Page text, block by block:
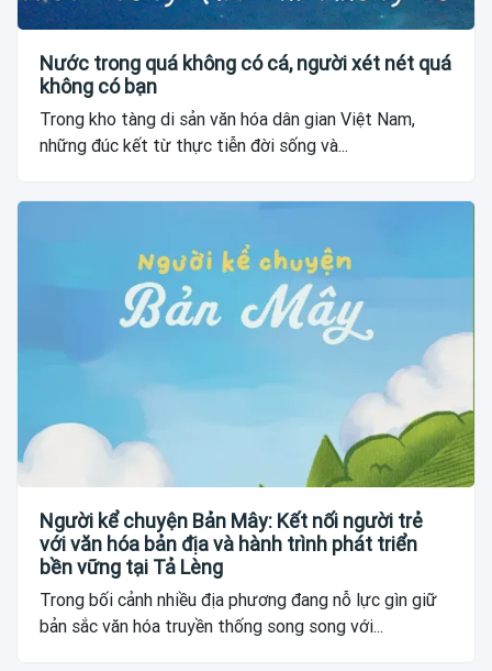
Nước trong quá không có cá, người xét nét quá
không có bạn
Trong kho tàng di sản văn hóa dân gian Việt Nam,
những đúc kết từ thực tiễn đời sống và...
Người kể chuyện Bản Mây: Kết nối người trẻ
với văn hóa bản địa và hành trình phát triển
bền vững tại Tả Lèng
Trong bối cảnh nhiều địa phương đang nỗ lực gìn giữ
bản sắc văn hóa truyền thống song song với...